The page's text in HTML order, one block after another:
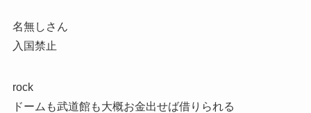
名無しさん
入国禁止
rock
ドームも武道館も大概お金出せば借りられる